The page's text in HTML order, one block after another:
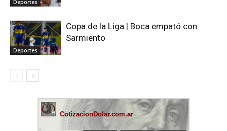
Deportes
Deportes
Copa de la Liga | Boca empató con
Sarmiento